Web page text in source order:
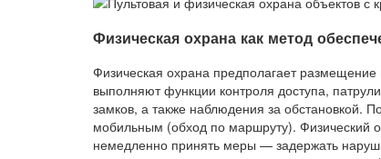
Физическая охрана как метод
Физическая охрана предполагает размещение
выполняют функции контроля доступа,
замков, а также наблюдения за обстановкой.
мобильным (обход по маршруту). Физический
немедленно принять меры — задержать